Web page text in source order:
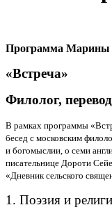
Программа Марины
«Встреча»
Филолог,
В рамках программы
бесед с московским
и богомыслии, о семи
писательнице Дороти
«Дневник сельского
1. Поэзия и